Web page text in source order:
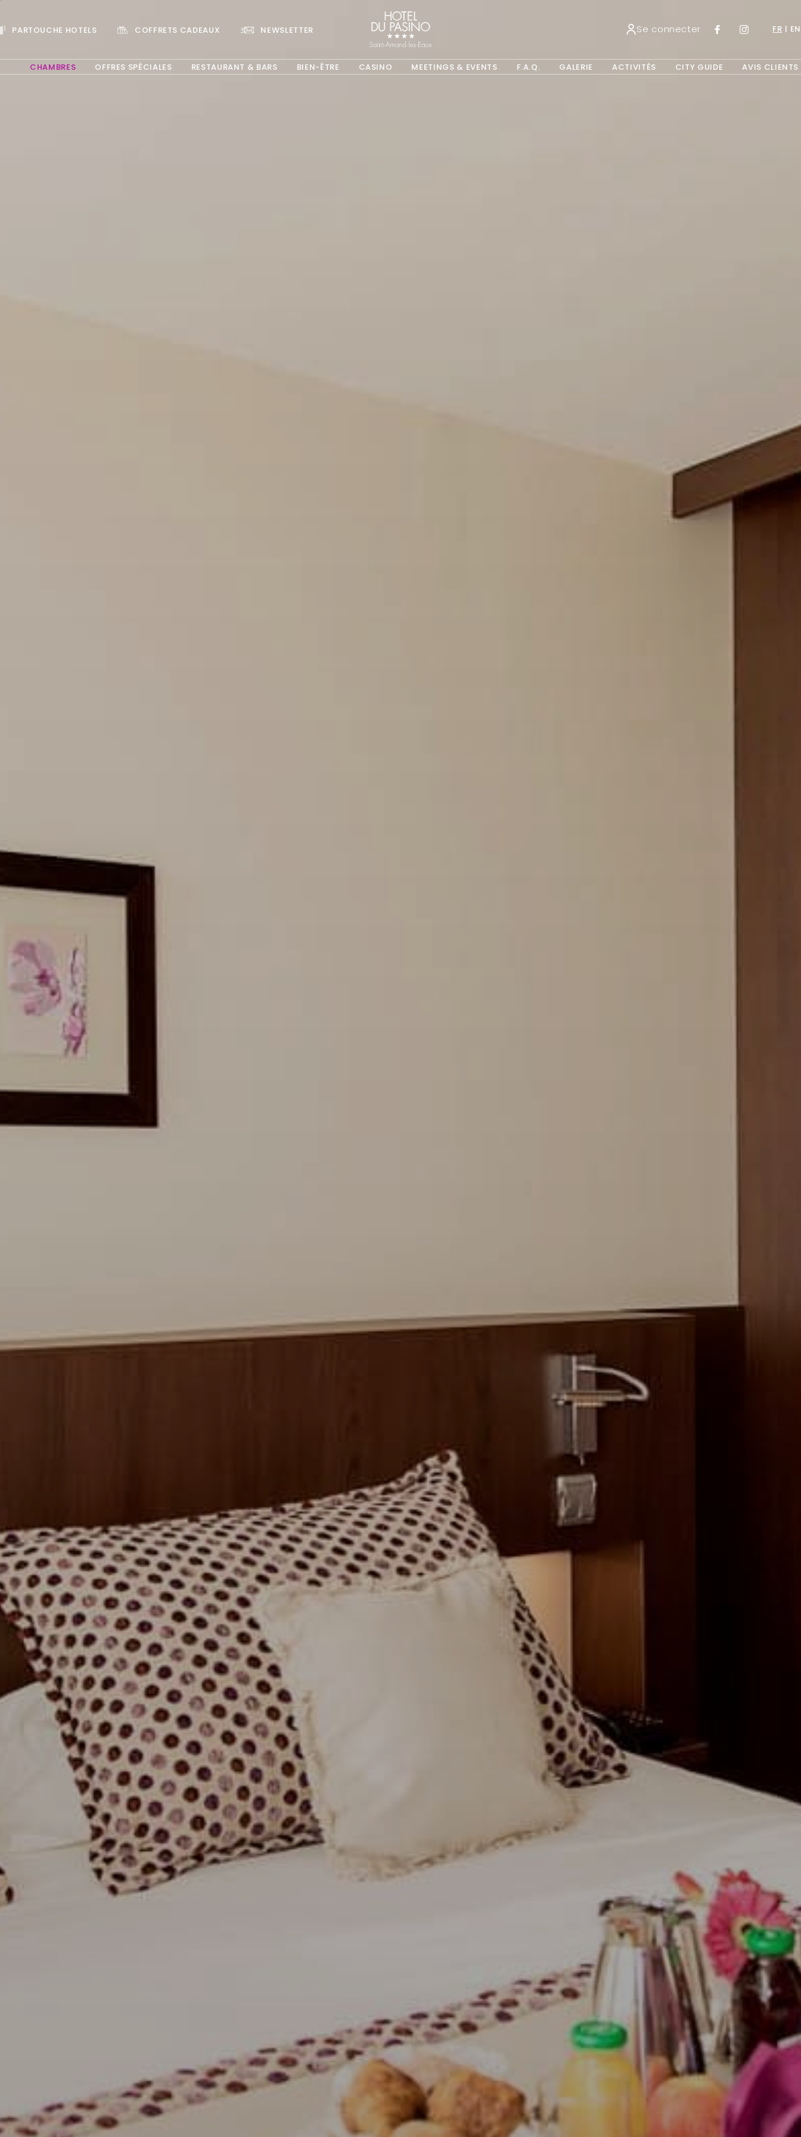
PARTOUCHE HOTELS COFFRETS CADEAUX NEWSLETTER Se connecter FR EN
CHAMBRES OFFRES SPÉCIALES RESTAURANT & BARS BIEN-ÊTRE CASINO OPENS IN A NEW TAB.
MEETINGS & EVENTS F.A.Q. GALERIE ACTIVITÉS CITY GUIDE AVIS CLIENTS